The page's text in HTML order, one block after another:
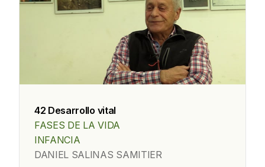
42 Desarrollo vital
FASES DE LA VIDA
INFANCIA
DANIEL SALINAS SAMITIER